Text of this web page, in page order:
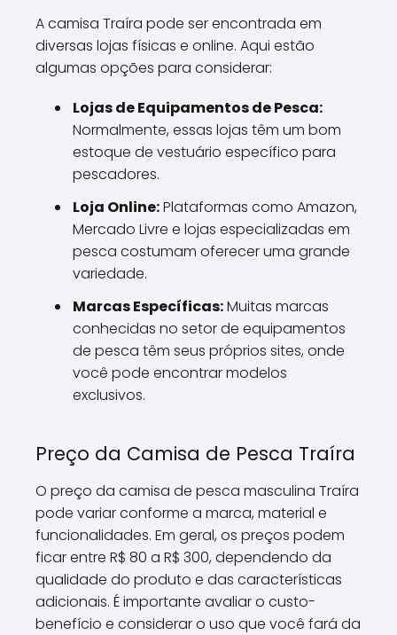
A camisa Traíra pode ser encontrada em
diversas lojas físicas e online. Aqui estão
algumas opções para considerar:
Lojas de Equipamentos de Pesca:
Normalmente, essas lojas têm um bom
estoque de vestuário específico para
pescadores.
Loja Online:Plataformas como Amazon,
Mercado Livre e lojas especializadas em
pesca costumam oferecer uma grande
variedade.
Marcas Específicas:Muitas marcas
conhecidas no setor de equipamentos
de pesca têm seus próprios sites, onde
você pode encontrar modelos
exclusivos.
Preço da Camisa de Pesca Traíra
O preço da camisa de pesca masculina Traíra
pode variar conforme a marca, material e
funcionalidades. Em geral, os preços podem
ficar entre R$ 80 a R$ 300, dependendo da
qualidade do produto e das características
adicionais. É importante avaliar o custo-
benefício e considerar o uso que você fará da